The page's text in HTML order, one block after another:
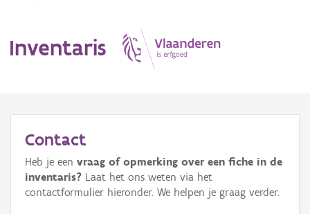
Inventaris
Erfgoedobject
Aanduidingsobject
Contact
Heb je een vraag of opmerking over een fiche in de
inventaris? Laat het ons weten via het
contactformulier hieronder. We helpen je graag verder.